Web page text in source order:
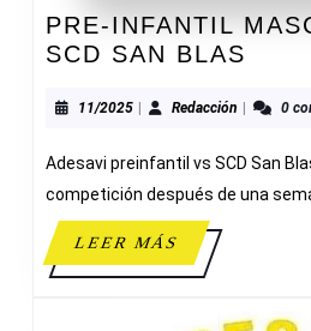
PRE-INFANTIL
SCD SAN BLAS
26
SCD
11/202511/2025Redacción Redacción
0
Adesavi preinfantil vs SCD San
competición después de una
LEER MÁSLEER
MÁS